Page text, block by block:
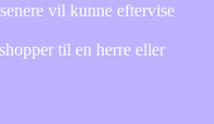
vil kunne eftervise
til en herre eller